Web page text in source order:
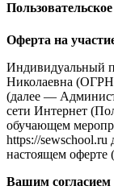
Оферта на
Индивидуальный
Николаевна
(далее —
сети Интернет
обучающем
https://
настоящем оферте
Вашим согласием